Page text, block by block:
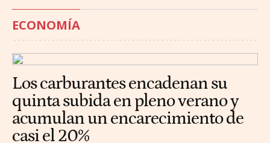
ECONOMÍA
Los carburantes encadenan su
quinta subida en pleno verano y
acumulan un encarecimiento de
casi el 20%